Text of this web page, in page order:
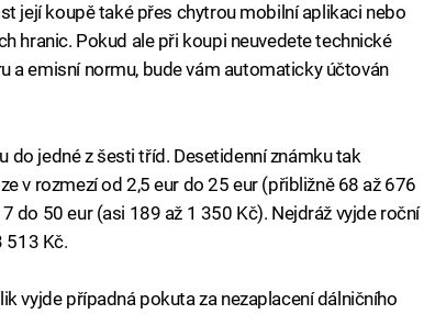
její koupě také přes chytrou mobilní aplikaci nebo
hranic. Pokud ale při koupi neuvedete technické
a emisní normu, bude vám automaticky účtován
do jedné z šesti tříd. Desetidenní známku tak
v rozmezí od 2,5 eur do 25 eur (přibližně 68 až 676
do 50 eur (asi 189 až 1 350 Kč). Nejdráž vyjde roční
513 Kč.
vyjde případná pokuta za nezaplacení dálničního